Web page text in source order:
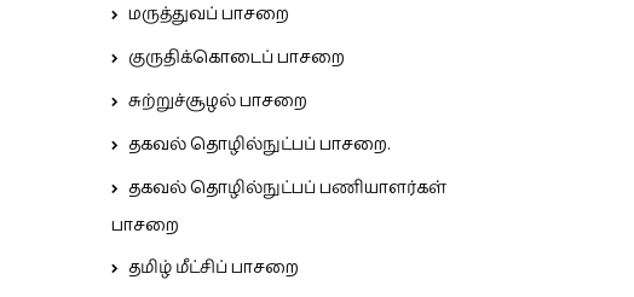
மருத்துவப் பாசறை
குருதிக்கொடைப் பாசறை
சுற்றுச்சூழல் பாசறை
தகவல் தொழில்நுட்பப் பாசறை.
தகவல் தொழில்நுட்பப் பணியாளர்கள்
பாசறை
தமிழ் மீட்சிப் பாசறை